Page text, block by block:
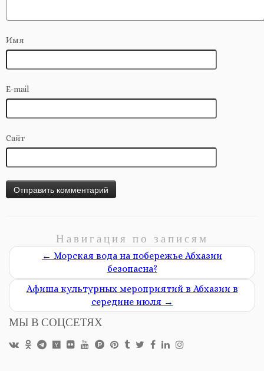
Имя
E-mail
Сайт
Навигация по записям
← Морская вода на побережье Абхазии
безопасна?
Афиша культурных мероприятий в Абхазии в
середине июля →
МЫ В СОЦСЕТЯХ